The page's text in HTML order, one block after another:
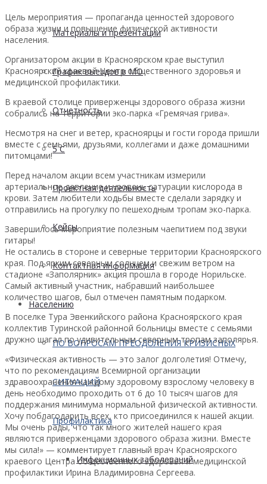
Материалы и презентации
График выездов в МО
Отчетность
5 С
Проектная деятельность
Кейсы
Контактная информация
Населению
ПО ВОПРОСАМ ПРЕОДОЛЕНИЯ КРИЗИСНЫХ
СИТУАЦИЙ
Профилактика
Инфекционных заболеваний
Цель мероприятия — пропаганда ценностей здорового
образа жизни и повышение физической активности
населения.
Организатором акции в Красноярском крае выступил
Красноярский краевой Центр общественного здоровья и
медицинской профилактики.
В краевой столице приверженцы здорового образа жизни
собрались на территории эко-парка «Гремячая грива».
Несмотря на снег и ветер, красноярцы и гости города пришли
вместе с семьями, друзьями, коллегами и даже домашними
питомцами!
Перед началом акции всем участникам измерили
артериальное давление и уровень сатурации кислорода в
крови. Затем любители ходьбы вместе сделали зарядку и
отправились на прогулку по пешеходным тропам эко-парка.
Завершилось мероприятие полезным чаепитием под звуки
гитары!
Не остались в стороне и северные территории Красноярского
края. Под ярким северным солнцем и свежим ветром на
стадионе «Заполярник» акция прошла в городе Норильске.
Самый активный участник, набравший наибольшее
количество шагов, был отмечен памятным подарком.
В поселке Тура Эвенкийского района Красноярского края
коллектив Туринской районной больницы вместе с семьями
дружно шагал по удивительным северным тропам заполярья.
«Физическая активность — это залог долголетия! Отмечу,
что по рекомендациям Всемирной организации
здравоохранения каждому здоровому взрослому человеку в
день необходимо проходить от 6 до 10 тысяч шагов для
поддержания минимума нормальной физической активности.
Хочу поблагодарить всех, кто присоединился к нашей акции.
Мы очень рады, что так много жителей нашего края
являются приверженцами здорового образа жизни. Вместе
мы сила!» — комментирует главный врач Красноярского
краевого Центра общественного здоровья и медицинской
профилактики Ирина Владимировна Сергеева.